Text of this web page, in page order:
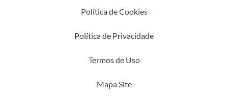
Política de Cookies
Política de Privacidade
Termos de Uso
Mapa Site